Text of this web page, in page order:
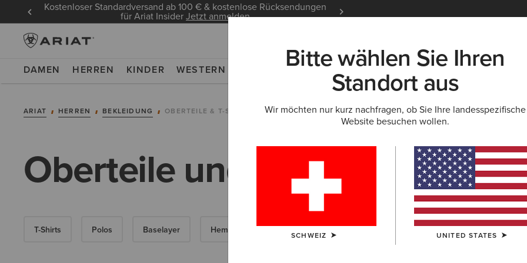
Kostenloser Standardversand ab 100 € & kostenlose Rücksendungen
für Ariat InsiderJetzt anmelden
DAMEN HERREN KINDER WESTERN NEU & FEATURED ARIAT LIFE OUTLET
ARIAT HERREN BEKLEIDUNG OBERTEILE & T-SHIRTS
Oberteile und T-Shirts für
T-Shirts Polos Baselayer Hemden
Bitte wählen Sie Ihren
Standort aus
Wir möchten nur kurz nachfragen, ob Sie Ihre landesspezifische
Website besuchen wollen.
SCHWEIZ UNITED STATES